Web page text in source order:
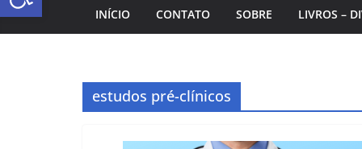
INÍCIO CONTATO SOBRE LIVROS –
estudos pré-clínicos